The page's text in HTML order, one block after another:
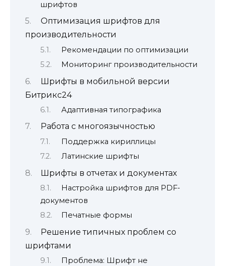
шрифтов
Оптимизация шрифтов для
производительности
Рекомендации по оптимизации
Мониторинг производительности
Шрифты в мобильной версии
Битрикс24
Адаптивная типографика
Работа с многоязычностью
Поддержка кириллицы
Латинские шрифты
Шрифты в отчетах и документах
Настройка шрифтов для PDF-
документов
Печатные формы
Решение типичных проблем со
шрифтами
Проблема: Шрифт не